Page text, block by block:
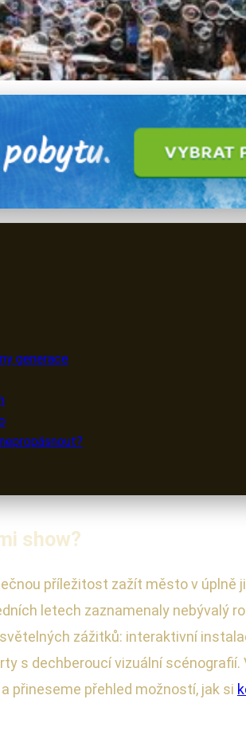
2024:
generace
show?
příležitost zažít město v úplně
letech zaznamenaly nebývalý
zážitků: interaktivní
s dechberoucí vizuální
přineseme přehled možností, jak si